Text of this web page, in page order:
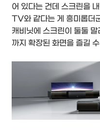
어 있다는 건데 스크린을
TV와 같다는 게 흥미롭더
캐비닛에 스크린이 둘둘
까지 확장된 화면을 즐길